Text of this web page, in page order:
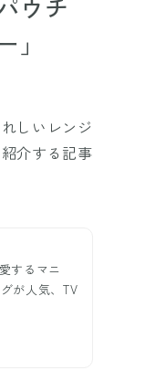
ウチ
しいレンジ
介する記事
するマニ
が人気、TV